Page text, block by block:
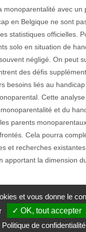
monoparentalité avec un
en Belgique ne sont
statistiques officielles.
solo en situation de
négligé. On peut
des défis
besoins liés au
Cette
et du
parents
Cela pourra
et recherches
apportant la dimension
: Parents
: un double
et vous donne le
✓ OK, tout accepter
Politique de confidentialité